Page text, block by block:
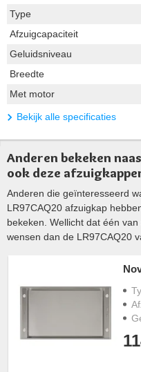
Type
Afzuigcapaciteit
Geluidsniveau
Breedte
Met motor
Bekijk alle specificaties
Anderen bekeken
ook deze
Anderen die geïnteresseerd
LR97CAQ20 afzuigkap
bekeken. Wellicht dat één
wensen dan de LR97CAQ20